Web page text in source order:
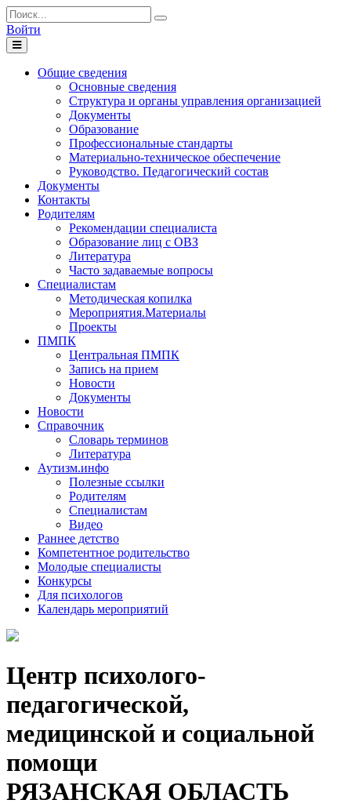
Войти
Toggle
navigation
Общие сведения
Основные сведения
Структура и органы управления организацией
Документы
Образование
Профессиональные стандарты
Материально-техническое обеспечение
Руководство. Педагогический состав
Документы
Контакты
Родителям
Рекомендации специалиста
Образование лиц с ОВЗ
Литература
Часто задаваемые вопросы
Специалистам
Методическая копилка
Мероприятия.Материалы
Проекты
ПМПК
Центральная ПМПК
Запись на прием
Новости
Документы
Новости
Справочник
Словарь терминов
Литература
Аутизм.инфо
Полезные ссылки
Родителям
Специалистам
Видео
Раннее детство
Компетентное родительство
Молодые специалисты
Конкурсы
Для психологов
Календарь мероприятий
Центр психолого-
педагогической,
медицинской и социальной
помощи
РЯЗАНСКАЯ ОБЛАСТЬ